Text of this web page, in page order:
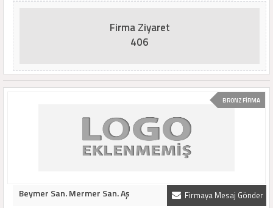
Firma Ziyaret
406
BRONZ FİRMA
Firmaya Mesaj Gönder
Beymer San. Mermer San. Aş